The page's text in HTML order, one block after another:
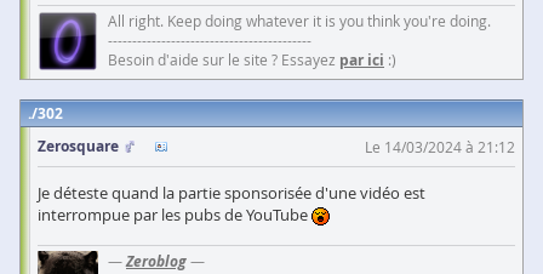
All right. Keep doing whatever it is you think you're doing.
------------------------------------------
Besoin d'aide sur le site ? Essayez par ici :)
302
Zerosquare
Le 14/03/2024 à 21:12
Je déteste quand la partie sponsorisée d'une vidéo est
interrompue par les pubs de YouTube
—Zeroblog—